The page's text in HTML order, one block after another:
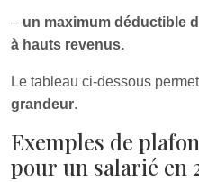
– un maximum déductible
à hauts revenus.
Le tableau ci-dessous
grandeur.
Exemples de
pour un salarié en